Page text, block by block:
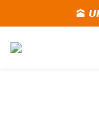
🚚
🕋
🚚